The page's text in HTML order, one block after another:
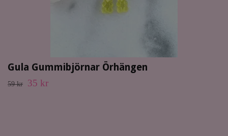
Gula Gummibjörnar Örhängen
59 kr 35 kr